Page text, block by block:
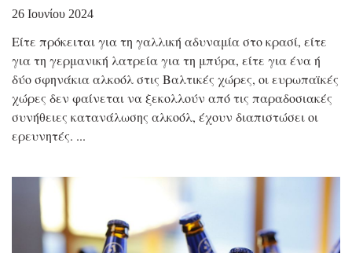
26 Ιουνίου 2024
Είτε πρόκειται για τη γαλλική αδυναμία στο κρασί, είτε
για τη γερμανική λατρεία για τη μπύρα, είτε για ένα ή
δύο σφηνάκια αλκοόλ στις Βαλτικές χώρες, οι ευρωπαϊκές
χώρες δεν φαίνεται να ξεκολλούν από τις παραδοσιακές
συνήθειες κατανάλωσης αλκοόλ, έχουν διαπιστώσει οι
ερευνητές.